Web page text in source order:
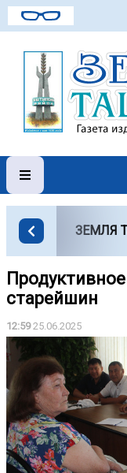
ЗЕМЛЯ
старейшин
12:5925.06.2025